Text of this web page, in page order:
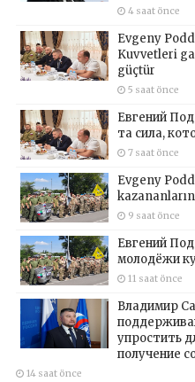
4 saat önce
Evgeny
Kuvvetleri
güçtür
5 saat önce
Евгений
та сила,
7 saat önce
Evgeny
9 saat önce
Евгений
молодёжи
11 saat önce
Владимир
упростить
получение
14 saat önce